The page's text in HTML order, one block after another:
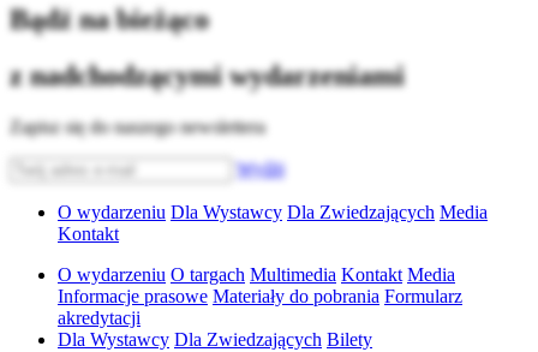
Bądź na bieżąco
z nadchodzącymi wydarzeniami
Zapisz się do naszego newslettera
Wyślij
O wydarzeniu Dla Wystawcy Dla Zwiedzających Media
Kontakt
O wydarzeniu O targach Multimedia Kontakt Media
Informacje prasowe Materiały do pobrania Formularz
akredytacji
Dla Wystawcy Dla Zwiedzających Bilety